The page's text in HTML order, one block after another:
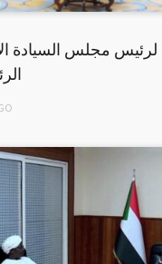
لرئيس مجلس السيادة